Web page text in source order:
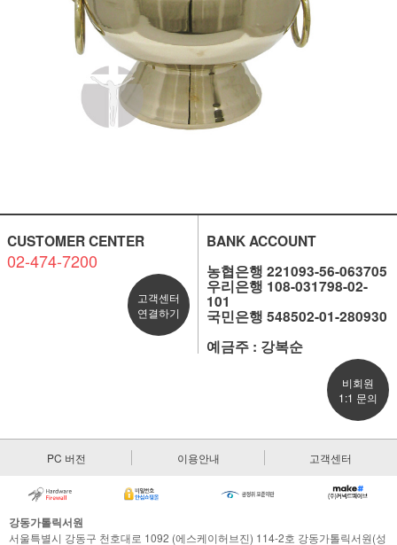
CUSTOMER CENTER
02-474-7200
고객센터
연결하기
BANK ACCOUNT
농협은행 221093-56-063705
우리은행 108-031798-02-
101
국민은행 548502-01-280930
예금주 : 강복순
비회원
1:1 문의
PC 버전 이용안내 고객센터
강동가톨릭서원
서울특별시 강동구 천호대로 1092 (에스케이허브진) 114-2호 강동가톨릭서원(성